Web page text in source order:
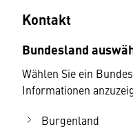
Kontakt
Bundesland
Wählen Sie ein
Informationen
Burgenland